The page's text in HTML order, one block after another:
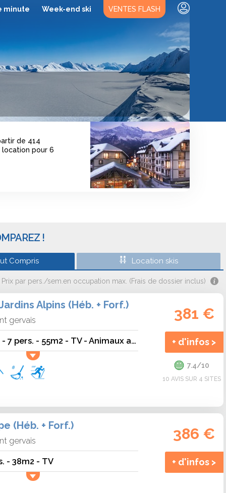
minute Week-end ski VENTES FLASH
de 414
pour 6
!
Compris Location skis
Prix par pers./sem.en occupation max. (Frais de dossier inclus)
Alpins (Héb. + Forf.)
gervais
Jardins Alpins B29 - 7 pers. - 55m2 - TV - Animaux admis
381 €
+ d'infos >
7.4/10
10 AVIS SUR 4 SITES
(Héb. + Forf.)
gervais
- 38m2 - TV
386 €
+ d'infos >